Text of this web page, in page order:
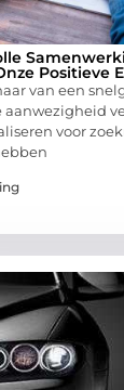
Positieve
van een
aanwezigheid
voor